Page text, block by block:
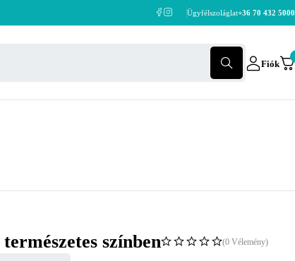
Ügyfélszoláglat+36 70 432 5000
Fiók
színben (0 Vélemény)